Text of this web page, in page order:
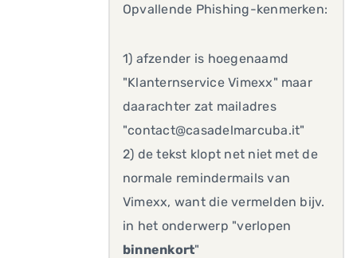
Opvallende Phishing-kenmerken:
1) afzender is hoegenaamd
"Klanternservice Vimexx" maar
daarachter zat mailadres
"contact@casadelmarcuba.it"
2) de tekst klopt net niet met de
normale remindermails van
Vimexx, want die vermelden bijv.
in het onderwerp "verlopen
binnenkort"